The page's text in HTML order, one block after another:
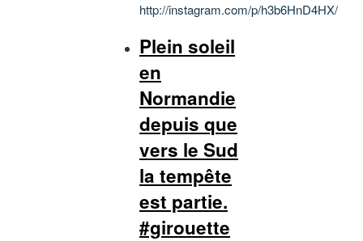
http://instagram.com/p/h3b6HnD4HX/
Plein soleil
en
Normandie
depuis que
vers le Sud
la tempête
est partie.
#girouette